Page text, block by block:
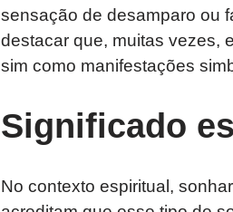
sensação de desamparo ou
destacar que, muitas vezes,
sim como manifestações
Significado
No contexto espiritual,